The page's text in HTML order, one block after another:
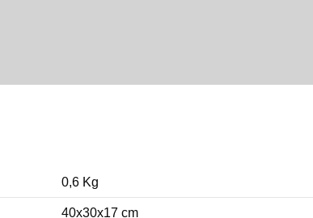
0,6 Kg
40x30x17 cm